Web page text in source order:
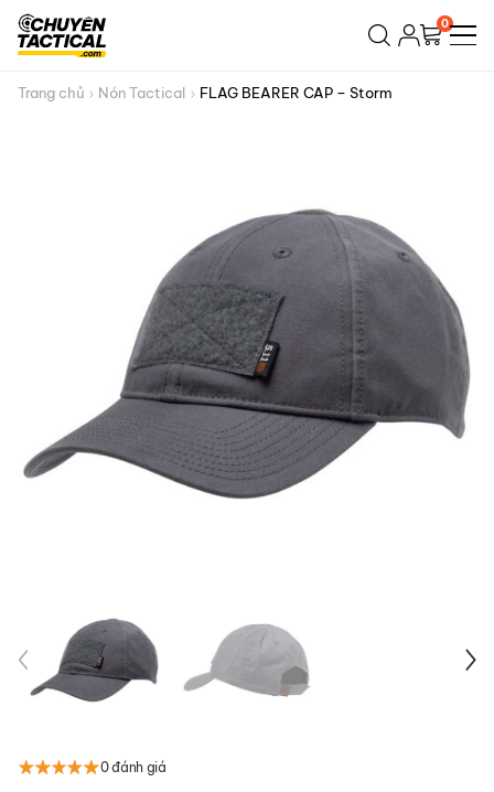
Bỏ
qua
dung
0
Trang chủ Nón Tactical FLAG BEARER CAP – Storm
0 đánh giá